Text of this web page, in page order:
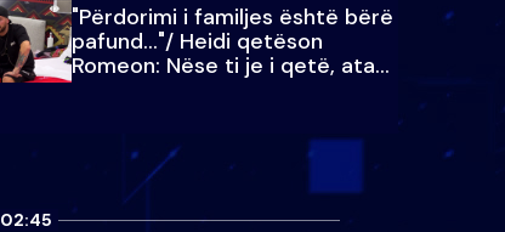
"Përdorimi i familjes është bërë
pafund…"/ Heidi qetëson
Romeon: Nëse ti je i qetë, ata
qetësohen
02:45